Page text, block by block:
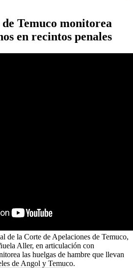
Temuco monitorea
en recintos penales
de la Corte de Apelaciones de Temuco,
Aller, en articulación con
las huelgas de hambre que llevan
de Angol y Temuco.